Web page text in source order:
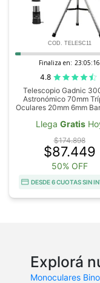
COD. TELESC11
Finaliza en: 23:05:16
4.8
Telescopio Gadnic
Astronómico 70mm
Oculares 20mm 6mm
Llega Gratis
$174.898
$87.449
50% OFF
DESDE 6 CUOTAS SIN
Explorá
Monoculares